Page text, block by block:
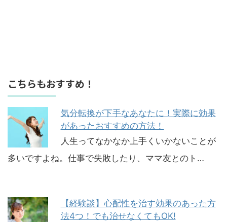
こちらもおすすめ！
気分転換が下手なあなたに！実際に効果
があったおすすめの方法！
人生ってなかなか上手くいかないことが
多いですよね。仕事で失敗したり、ママ友とのト…
【経験談】心配性を治す効果のあった方
法4つ！でも治せなくてもOK!